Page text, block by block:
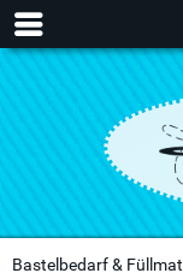
Bastelbedarf &